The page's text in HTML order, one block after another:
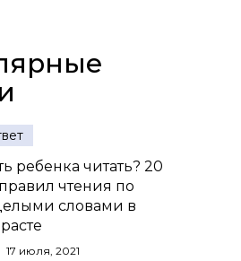
ребенка читать? 20
чтения по
словами в
17 июля, 2021